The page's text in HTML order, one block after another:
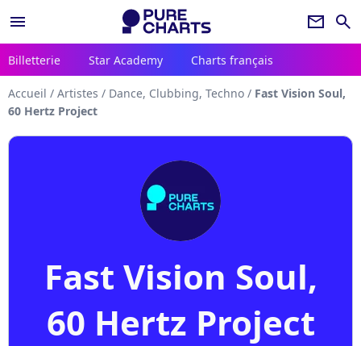
menu newsletter search
Billetterie Star Academy Charts français
Accueil / Artistes / Dance, Clubbing, Techno / Fast Vision Soul,
60 Hertz Project
Fast Vision Soul,
60 Hertz Project